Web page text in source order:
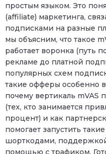
простым языком. Это
(affiliate) маркетинга,
подписками на разные
мы объясним, что такое
работает воронка (путь
рекламе до платной
популярных схем
такие офферы особенно
почему вертикаль mVAS
(тех, кто занимается
процент) и как
помогает запустить
шорткодами,
помощью с трафиком.